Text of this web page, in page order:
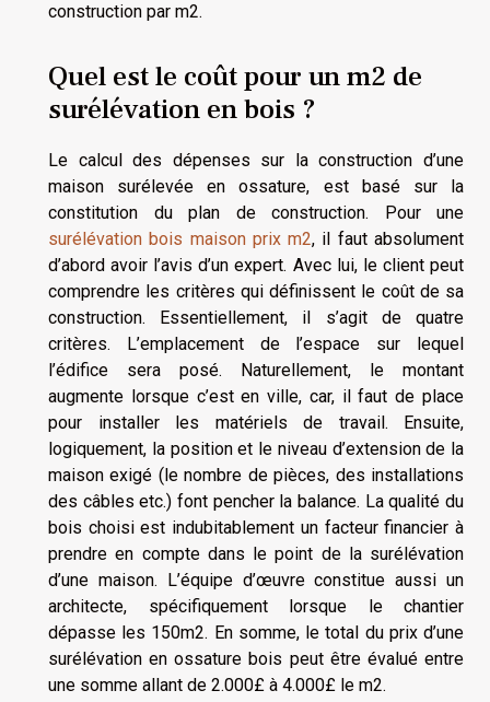
construction par m2.
Quel est le coût pour un m2 de
surélévation en bois ?
Le calcul des dépenses sur la construction d’une
maison surélevée en ossature, est basé sur la
constitution du plan de construction. Pour une
surélévation bois maison prix m2, il faut absolument
d’abord avoir l’avis d’un expert. Avec lui, le client peut
comprendre les critères qui définissent le coût de sa
construction. Essentiellement, il s’agit de quatre
critères. L’emplacement de l’espace sur lequel
l’édifice sera posé. Naturellement, le montant
augmente lorsque c’est en ville, car, il faut de place
pour installer les matériels de travail. Ensuite,
logiquement, la position et le niveau d’extension de la
maison exigé (le nombre de pièces, des installations
des câbles etc.) font pencher la balance. La qualité du
bois choisi est indubitablement un facteur financier à
prendre en compte dans le point de la surélévation
d’une maison. L’équipe d’œuvre constitue aussi un
architecte, spécifiquement lorsque le chantier
dépasse les 150m2. En somme, le total du prix d’une
surélévation en ossature bois peut être évalué entre
une somme allant de 2.000£ à 4.000£ le m2.